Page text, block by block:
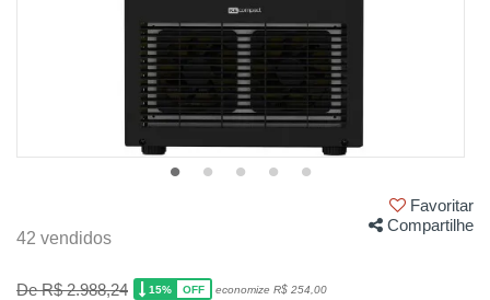
Favoritar
42 vendidos
Compartilhe
De R$ 2.988,24 15% OFF economize R$ 254,00